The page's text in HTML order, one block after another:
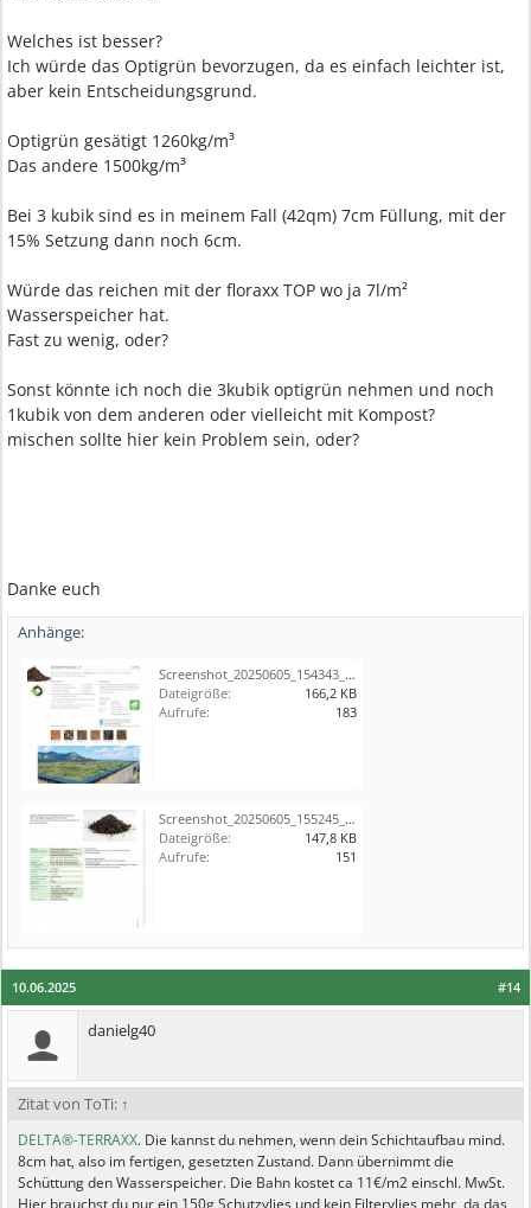
Welches ist besser?
Ich würde das Optigrün bevorzugen, da es einfach leichter ist,
aber kein Entscheidungsgrund.
Optigrün gesätigt 1260kg/m³
Das andere 1500kg/m³
Bei 3 kubik sind es in meinem Fall (42qm) 7cm Füllung, mit der
15% Setzung dann noch 6cm.
Würde das reichen mit der floraxx TOP wo ja 7l/m²
Wasserspeicher hat.
Fast zu wenig, oder?
Sonst könnte ich noch die 3kubik optigrün nehmen und noch
1kubik von dem anderen oder vielleicht mit Kompost?
mischen sollte hier kein Problem sein, oder?
Danke euch
Anhänge:
Screenshot_20250605_154343_Samsung Notes.jpg
Dateigröße:
166,2 KB
Aufrufe:
183
Screenshot_20250605_155245_Drive.jpg
Dateigröße:
147,8 KB
Aufrufe:
151
#14
10.06.2025
danielg40
Zitat von ToTi: ↑
DELTA®-TERRAXX. Die kannst du nehmen, wenn dein Schichtaufbau mind.
8cm hat, also im fertigen, gesetzten Zustand. Dann übernimmt die
Schüttung den Wasserspeicher. Die Bahn kostet ca 11€/m2 einschl. MwSt.
Hier brauchst du nur ein 150g Schutzvlies und kein Filtervlies mehr, da das